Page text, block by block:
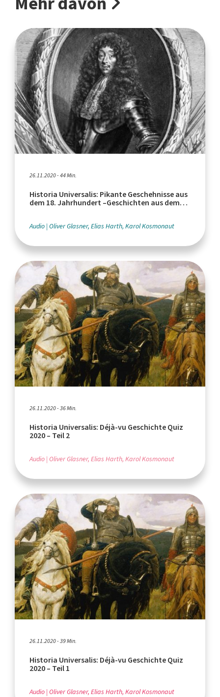
26.11.2020 - 44 Min.
Historia Universalis: Pikante Geschehnisse aus
dem 18. Jahrhundert –Geschichten aus dem
Audio Oliver Glasner, Elias Harth, Karol Kosmonaut
26.11.2020 - 36 Min.
Historia Universalis: Déjà-vu Geschichte Quiz
2020 – Teil 2
Audio Oliver Glasner, Elias Harth, Karol Kosmonaut
26.11.2020 - 39 Min.
Historia Universalis: Déjà-vu Geschichte Quiz
2020 – Teil 1
Audio Oliver Glasner, Elias Harth, Karol Kosmonaut